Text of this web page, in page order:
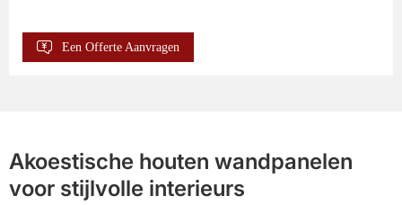
Een Offerte Aanvragen
Akoestische houten wandpanelen
voor stijlvolle interieurs